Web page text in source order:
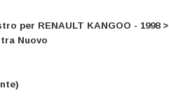
per RENAULT KANGOO - 1998 >
Nuovo